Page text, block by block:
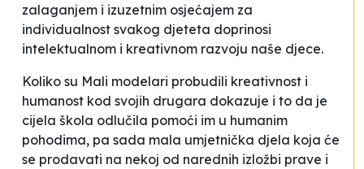
zalaganjem i izuzetnim osjećajem za
individualnost svakog djeteta doprinosi
intelektualnom i kreativnom razvoju naše djece.
Koliko su Mali modelari probudili kreativnost i
humanost kod svojih drugara dokazuje i to da je
cijela škola odlučila pomoći im u humanim
pohodima, pa sada mala umjetnička djela koja će
se prodavati na nekoj od narednih izložbi prave i